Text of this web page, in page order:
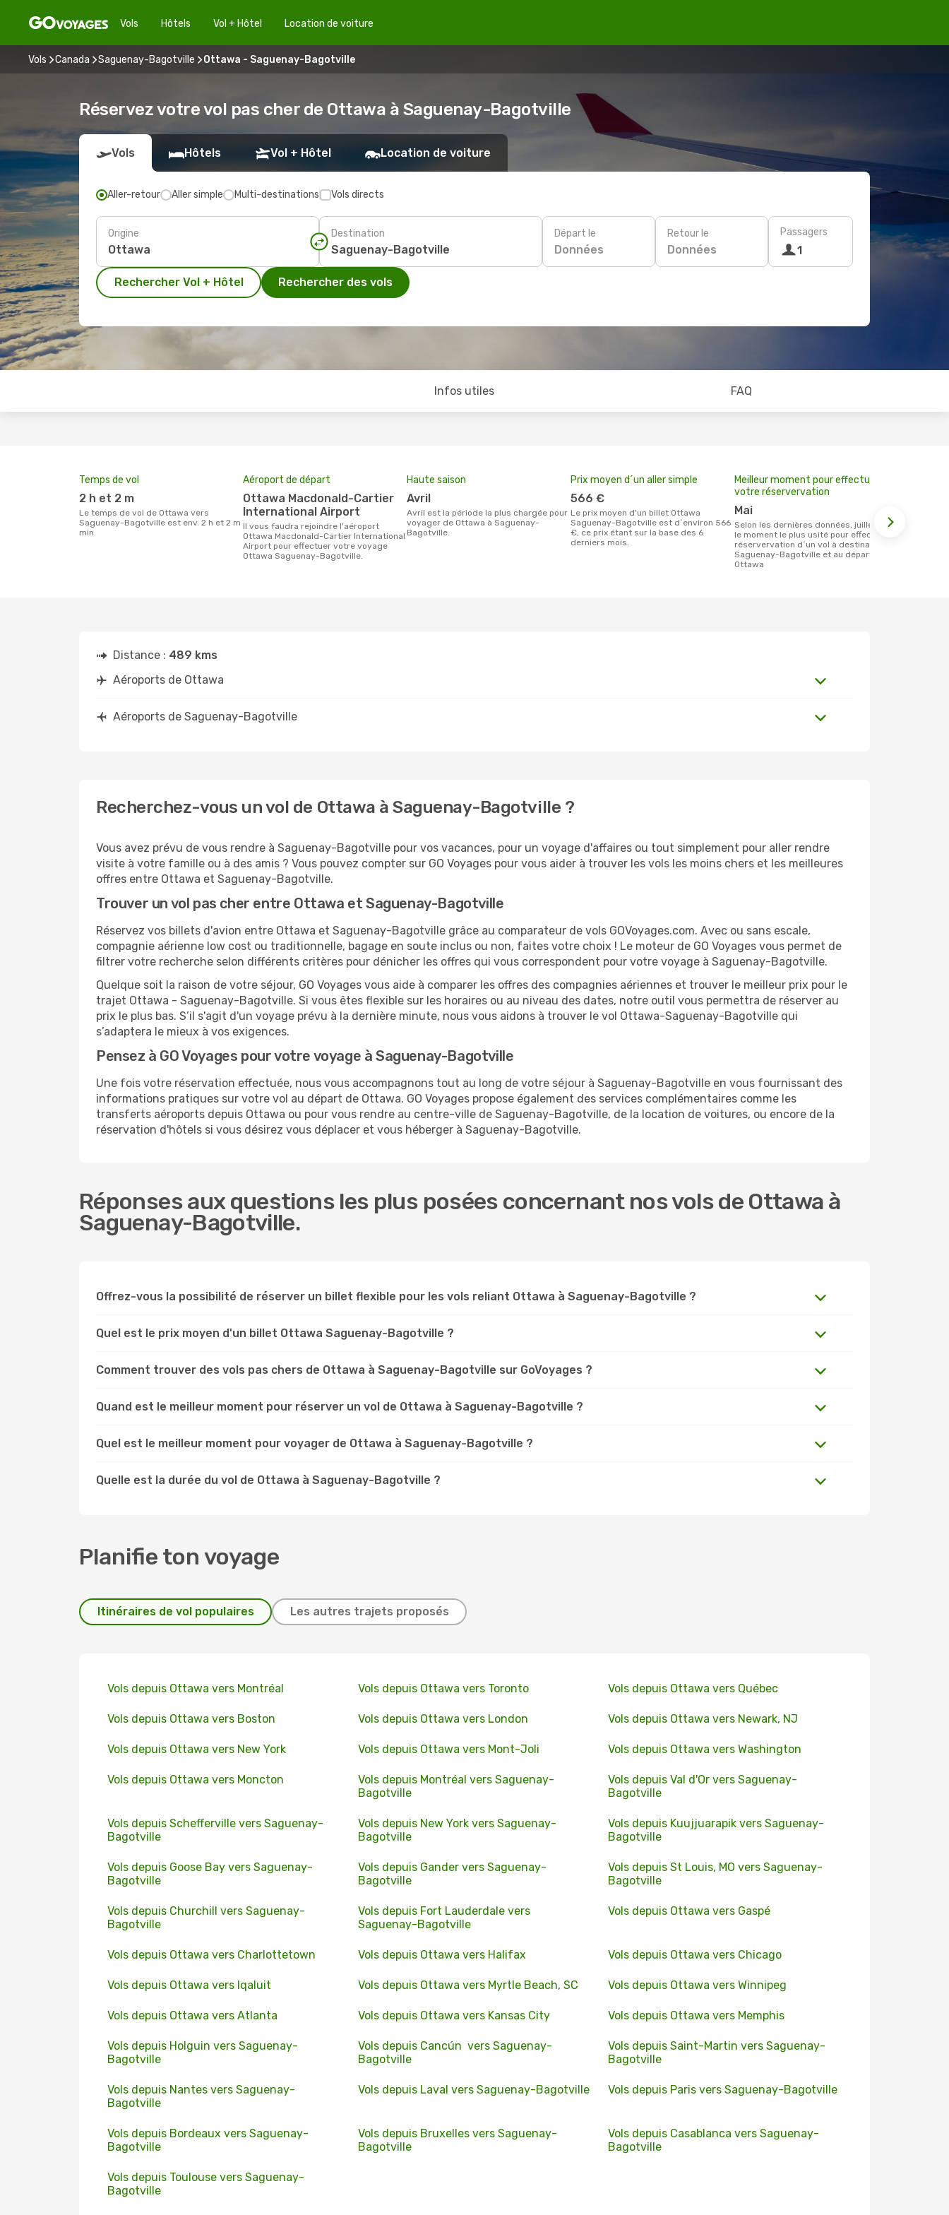
Vols Hôtels Vol + Hôtel Location de voiture
Vols Canada Saguenay-Bagotville Ottawa - Saguenay-Bagotville
Réservez votre vol pas cher de Ottawa à Saguenay-Bagotville
Vols Hôtels Vol + Hôtel Location de voiture
Aller-retour Aller simple Multi-destinations Vols directs
Origine Destination Départ le
Données
Retour le
Données
Passagers
1
Rechercher Vol + Hôtel Rechercher des vols
Infos utiles FAQ
Temps de vol
2 h et 2 m
Le temps de vol de Ottawa vers
Saguenay-Bagotville est env. 2 h et 2 m
min.
Aéroport de départ
Ottawa Macdonald-Cartier
International Airport
Il vous faudra rejoindre l'aéroport
Ottawa Macdonald-Cartier International
Airport pour effectuer votre voyage
Ottawa Saguenay-Bagotville.
Haute saison
avril
avril est la période la plus chargée pour
voyager de Ottawa à Saguenay-
Bagotville.
Prix moyen d´un aller simple
566 €
Le prix moyen d'un billet Ottawa
Saguenay-Bagotville est d´environ 566
€, ce prix étant sur la base des 6
derniers mois.
Meilleur moment pour effectuer
votre réservervation
mai
Selon les dernières données, juillet est
le moment le plus usité pour effectuer la
réservervation d´un vol à destination de
Saguenay-Bagotville et au départ de
Ottawa
Distance : 489 kms
Aéroports de Ottawa
Aéroports de Saguenay-Bagotville
Recherchez-vous un vol de Ottawa à Saguenay-Bagotville ?
Vous avez prévu de vous rendre à Saguenay-Bagotville pour vos vacances, pour un voyage d'affaires ou tout simplement pour aller rendre
visite à votre famille ou à des amis ? Vous pouvez compter sur GO Voyages pour vous aider à trouver les vols les moins chers et les meilleures
offres entre Ottawa et Saguenay-Bagotville.
Trouver un vol pas cher entre Ottawa et Saguenay-Bagotville
Réservez vos billets d'avion entre Ottawa et Saguenay-Bagotville grâce au comparateur de vols GOVoyages.com. Avec ou sans escale,
compagnie aérienne low cost ou traditionnelle, bagage en soute inclus ou non, faites votre choix ! Le moteur de GO Voyages vous permet de
filtrer votre recherche selon différents critères pour dénicher les offres qui vous correspondent pour votre voyage à Saguenay-Bagotville.
Quelque soit la raison de votre séjour, GO Voyages vous aide à comparer les offres des compagnies aériennes et trouver le meilleur prix pour le
trajet Ottawa - Saguenay-Bagotville. Si vous êtes flexible sur les horaires ou au niveau des dates, notre outil vous permettra de réserver au
prix le plus bas. S’il s'agit d'un voyage prévu à la dernière minute, nous vous aidons à trouver le vol Ottawa-Saguenay-Bagotville qui
s’adaptera le mieux à vos exigences.
Pensez à GO Voyages pour votre voyage à Saguenay-Bagotville
Une fois votre réservation effectuée, nous vous accompagnons tout au long de votre séjour à Saguenay-Bagotville en vous fournissant des
informations pratiques sur votre vol au départ de Ottawa. GO Voyages propose également des services complémentaires comme les
transferts aéroports depuis Ottawa ou pour vous rendre au centre-ville de Saguenay-Bagotville, de la location de voitures, ou encore de la
réservation d'hôtels si vous désirez vous déplacer et vous héberger à Saguenay-Bagotville.
Réponses aux questions les plus posées concernant nos vols de Ottawa à
Saguenay-Bagotville.
Offrez-vous la possibilité de réserver un billet flexible pour les vols reliant Ottawa à Saguenay-Bagotville ?
Quel est le prix moyen d'un billet Ottawa Saguenay-Bagotville ?
Comment trouver des vols pas chers de Ottawa à Saguenay-Bagotville sur GoVoyages ?
Quand est le meilleur moment pour réserver un vol de Ottawa à Saguenay-Bagotville ?
Quel est le meilleur moment pour voyager de Ottawa à Saguenay-Bagotville ?
Quelle est la durée du vol de Ottawa à Saguenay-Bagotville ?
Planifie ton voyage
Itinéraires de vol populaires Les autres trajets proposés
Vols depuis Ottawa vers Montréal Vols depuis Ottawa vers Toronto Vols depuis Ottawa vers Québec
Vols depuis Ottawa vers Boston Vols depuis Ottawa vers London Vols depuis Ottawa vers Newark, NJ
Vols depuis Ottawa vers New York Vols depuis Ottawa vers Mont-Joli Vols depuis Ottawa vers Washington
Vols depuis Ottawa vers Moncton
Vols depuis Montréal vers Saguenay-
Bagotville
Vols depuis Val d'Or vers Saguenay-
Bagotville
Vols depuis Schefferville vers Saguenay-
Bagotville
Vols depuis New York vers Saguenay-
Bagotville
Vols depuis Kuujjuarapik vers Saguenay-
Bagotville
Vols depuis Goose Bay vers Saguenay-
Bagotville
Vols depuis Gander vers Saguenay-
Bagotville
Vols depuis St Louis, MO vers Saguenay-
Bagotville
Vols depuis Churchill vers Saguenay-
Bagotville
Vols depuis Fort Lauderdale vers
Saguenay-Bagotville
Vols depuis Ottawa vers Gaspé
Vols depuis Ottawa vers Charlottetown Vols depuis Ottawa vers Halifax Vols depuis Ottawa vers Chicago
Vols depuis Ottawa vers Iqaluit Vols depuis Ottawa vers Myrtle Beach, SC Vols depuis Ottawa vers Winnipeg
Vols depuis Ottawa vers Atlanta Vols depuis Ottawa vers Kansas City Vols depuis Ottawa vers Memphis
Vols depuis Holguin vers Saguenay-
Bagotville
Vols depuis Cancún vers Saguenay-
Bagotville
Vols depuis Saint-Martin vers Saguenay-
Bagotville
Vols depuis Nantes vers Saguenay-
Bagotville
Vols depuis Laval vers Saguenay-Bagotville Vols depuis Paris vers Saguenay-Bagotville
Vols depuis Bordeaux vers Saguenay-
Bagotville
Vols depuis Bruxelles vers Saguenay-
Bagotville
Vols depuis Casablanca vers Saguenay-
Bagotville
Vols depuis Toulouse vers Saguenay-
Bagotville